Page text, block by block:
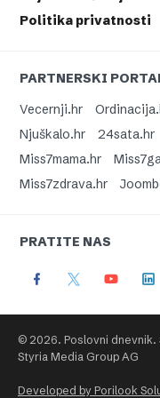
Politika privatnosti
PARTNERSKI
Vecernji.hr
Njuškalo.hr
24sata.hr
Miss7mama.hr
Miss7zdrava.hr
PRATITE NAS
© 2026. Poslovni dnevnik.
Styria Media Group AG
Developed by Porilook